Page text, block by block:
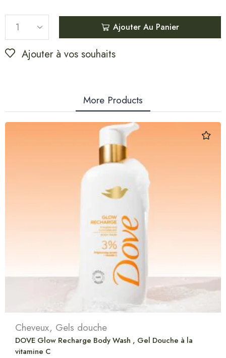
Ajouter Au Panier
Ajouter à vos souhaits
More Products
Cheveux, Gels douche
DOVE Glow Recharge Body Wash , Gel Douche à la
vitamine C